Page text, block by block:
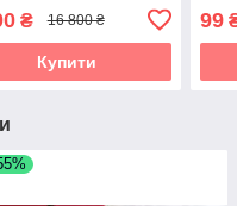
₴ 16 800 ₴
Купити
99